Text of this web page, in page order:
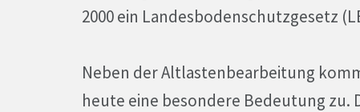
2000 ein Landesbodenschutzgesetz
Neben der Altlastenbearbeitung
heute eine besondere Bedeutung zu.